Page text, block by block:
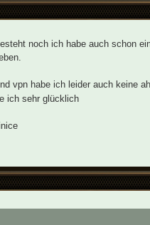
noch ich habe auch schon
vpn habe ich leider auch keine
ich sehr glücklich